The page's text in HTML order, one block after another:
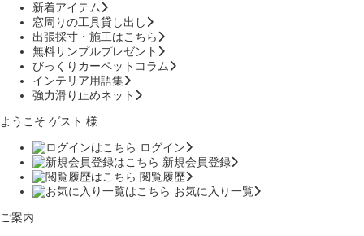
新着アイテム
窓周りの工具貸し出し
出張採寸・施工はこちら
無料サンプルプレゼント
びっくりカーペットコラム
インテリア用語集
強力滑り止めネット
ようこそ ゲスト 様
ログイン
新規会員登録
閲覧履歴
お気に入り一覧
ご案内